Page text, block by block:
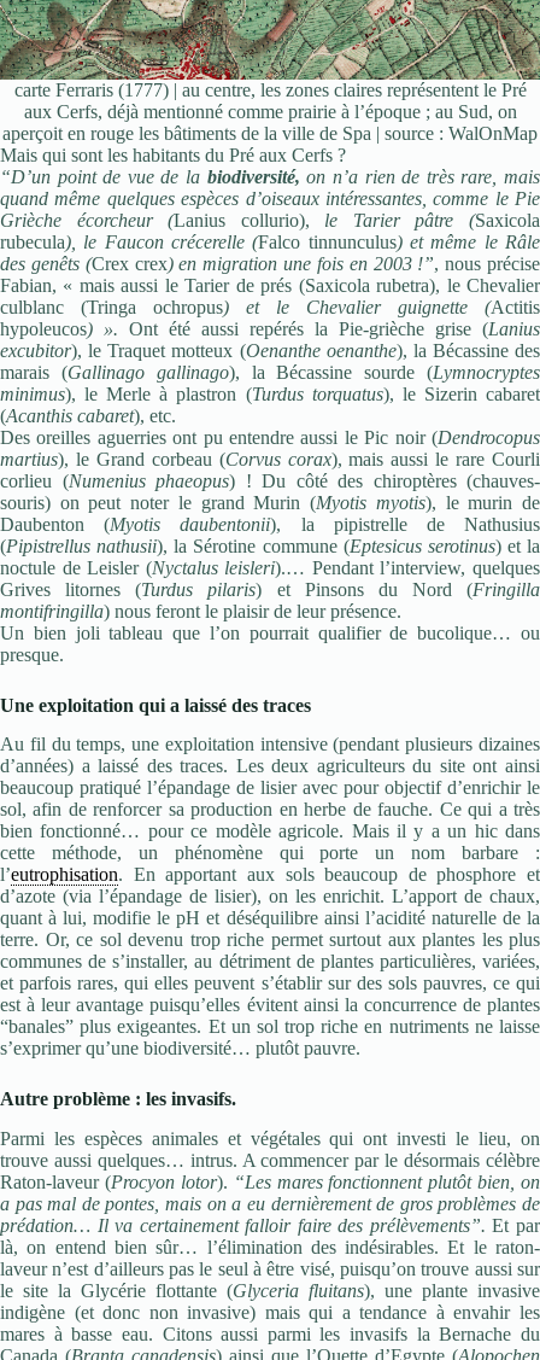
carte Ferraris (1777) | au centre, les zones claires représentent le Pré
aux Cerfs, déjà mentionné comme prairie à l’époque ; au Sud, on
aperçoit en rouge les bâtiments de la ville de Spa | source : WalOnMap
Mais qui sont les habitants du Pré aux Cerfs ?
“D’un point de vue de la biodiversité, on n’a rien de très rare, mais
quand même quelques espèces d’oiseaux intéressantes, comme le Pie
Grièche écorcheur (Lanius collurio), le Tarier pâtre (Saxicola
rubecula), le Faucon crécerelle (Falco tinnunculus) et même le Râle
des genêts (Crex crex) en migration une fois en 2003 !”, nous précise
Fabian, « mais aussi le Tarier de prés (Saxicola rubetra), le Chevalier
culblanc (Tringa ochropus) et le Chevalier guignette (Actitis
hypoleucos) ». Ont été aussi repérés la Pie-grièche grise (Lanius
excubitor), le Traquet motteux (Oenanthe oenanthe), la Bécassine des
marais (Gallinago gallinago), la Bécassine sourde (Lymnocryptes
minimus), le Merle à plastron (Turdus torquatus), le Sizerin cabaret
(Acanthis cabaret), etc.
Des oreilles aguerries ont pu entendre aussi le Pic noir (Dendrocopus
martius), le Grand corbeau (Corvus corax), mais aussi le rare Courli
corlieu (Numenius phaeopus) ! Du côté des chiroptères (chauves-
souris) on peut noter le grand Murin (Myotis myotis), le murin de
Daubenton (Myotis daubentonii), la pipistrelle de Nathusius
(Pipistrellus nathusii), la Sérotine commune (Eptesicus serotinus) et la
noctule de Leisler (Nyctalus leisleri).… Pendant l’interview, quelques
Grives litornes (Turdus pilaris) et Pinsons du Nord (Fringilla
montifringilla) nous feront le plaisir de leur présence.
Un bien joli tableau que l’on pourrait qualifier de bucolique… ou
presque.
Une exploitation qui a laissé des traces
Au fil du temps, une exploitation intensive (pendant plusieurs dizaines
d’années) a laissé des traces. Les deux agriculteurs du site ont ainsi
beaucoup pratiqué l’épandage de lisier avec pour objectif d’enrichir le
sol, afin de renforcer sa production en herbe de fauche. Ce qui a très
bien fonctionné… pour ce modèle agricole. Mais il y a un hic dans
cette méthode, un phénomène qui porte un nom barbare :
l’eutrophisation. En apportant aux sols beaucoup de phosphore et
d’azote (via l’épandage de lisier), on les enrichit. L’apport de chaux,
quant à lui, modifie le pH et déséquilibre ainsi l’acidité naturelle de la
terre. Or, ce sol devenu trop riche permet surtout aux plantes les plus
communes de s’installer, au détriment de plantes particulières, variées,
et parfois rares, qui elles peuvent s’établir sur des sols pauvres, ce qui
est à leur avantage puisqu’elles évitent ainsi la concurrence de plantes
“banales” plus exigeantes. Et un sol trop riche en nutriments ne laisse
s’exprimer qu’une biodiversité… plutôt pauvre.
Autre problème : les invasifs.
Parmi les espèces animales et végétales qui ont investi le lieu, on
trouve aussi quelques… intrus. A commencer par le désormais célèbre
Raton-laveur (Procyon lotor). “Les mares fonctionnent plutôt bien, on
a pas mal de pontes, mais on a eu dernièrement de gros problèmes de
prédation… Il va certainement falloir faire des prélèvements”.Et par
là, on entend bien sûr… l’élimination des indésirables. Et le raton-
laveur n’est d’ailleurs pas le seul à être visé, puisqu’on trouve aussi sur
le site la Glycérie flottante (Glyceria fluitans), une plante invasive
indigène (et donc non invasive) mais qui a tendance à envahir les
mares à basse eau. Citons aussi parmi les invasifs la Bernache du